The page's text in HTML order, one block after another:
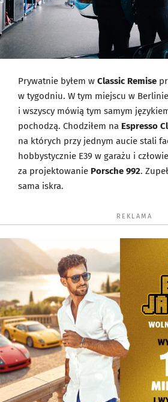
Prywatnie byłem w Classic Remise
w tygodniu. W tym miejscu w
i wszyscy mówią tym samym
pochodzą. Chodziłem na Espresso
na których przy jednym aucie stali
hobbystycznie E39 w garażu i
za projektowanie Porsche 992.
sama iskra.
REKLAMA